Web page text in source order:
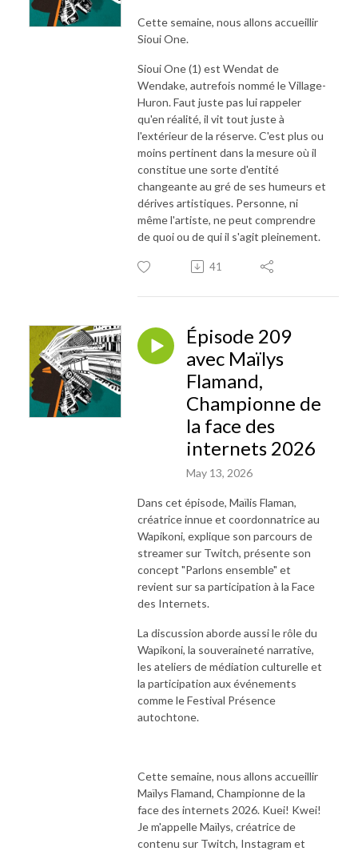
Cette semaine, nous allons accueillir
Sioui One.
Sioui One (1) est Wendat de
Wendake, autrefois nommé le Village-
Huron. Faut juste pas lui rappeler
qu'en réalité, il vit tout juste à
l'extérieur de la réserve. C'est plus ou
moins pertinent dans la mesure où il
constitue une sorte d'entité
changeante au gré de ses humeurs et
dérives artistiques. Personne, ni
même l'artiste, ne peut comprendre
de quoi ou de qui il s'agit pleinement.
41
Épisode 209
avec Maïlys
Flamand,
Championne de
la face des
internets 2026
May 13, 2026
Dans cet épisode, Maïlis Flaman,
créatrice innue et coordonnatrice au
Wapikoni, explique son parcours de
streamer sur Twitch, présente son
concept "Parlons ensemble" et
revient sur sa participation à la Face
des Internets.
La discussion aborde aussi le rôle du
Wapikoni, la souveraineté narrative,
les ateliers de médiation culturelle et
la participation aux événements
comme le Festival Présence
autochtone.
Cette semaine, nous allons accueillir
Maïlys Flamand, Championne de la
face des internets 2026. Kuei! Kwei!
Je m'appelle Maïlys, créatrice de
contenu sur Twitch, Instagram et